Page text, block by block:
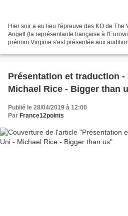
Hier soir a eu lieu l'épreuve des KO de The
Angell (la représentante française à
prénom Virginie s'est présentée aux
Présentation et traduction -
Michael Rice - Bigger than
Publié le 28/04/2019 à 12:00
Par France12points